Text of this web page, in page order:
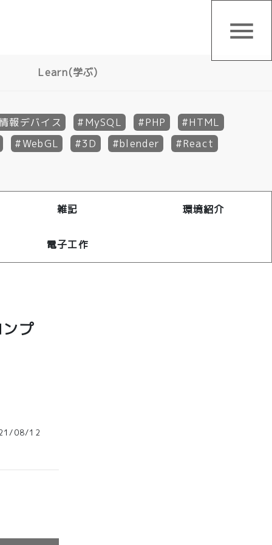
menu
Learn(学ぶ)
報デバイス MySQL PHP
HTML
WebGL 3D blender
React
雑記 環境紹介
電子工作
プ
08/12